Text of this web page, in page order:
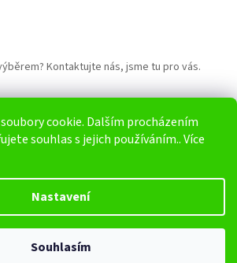
cookie. Dalším procházením
souhlas s jejich používáním.. Více
Nastavení
Souhlasím
Kontaktujte nás, jsme tu pro vás.
HARV.cz. Všechna práva vyhrazena.